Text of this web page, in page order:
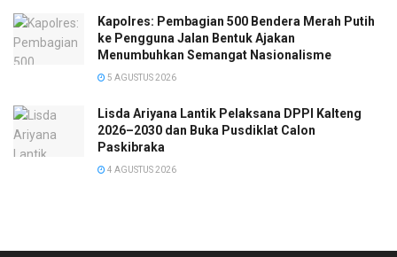
Kapolres: Pembagian 500 Bendera Merah Putih
ke Pengguna Jalan Bentuk Ajakan
Menumbuhkan Semangat Nasionalisme
5 AGUSTUS 2026
Lisda Ariyana Lantik Pelaksana DPPI Kalteng
2026–2030 dan Buka Pusdiklat Calon
Paskibraka
4 AGUSTUS 2026